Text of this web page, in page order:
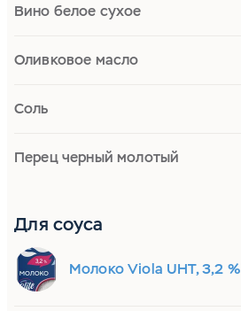
Вино белое сухое
Оливковое масло
Соль
Перец черный молотый
Для соуса
Молоко Viola UHT, 3,2 %